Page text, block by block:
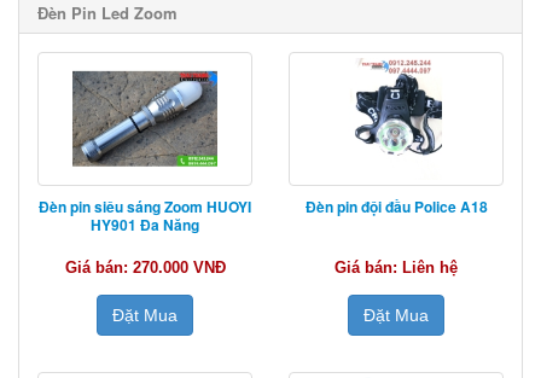
Đèn Pin Led Zoom
Đèn pin siêu sáng Zoom HUOYI
HY901 Đa Năng
Giá bán: 270.000 VNĐ
Đặt Mua
Đèn pin đội đầu Police A18
Giá bán: Liên hệ
Đặt Mua